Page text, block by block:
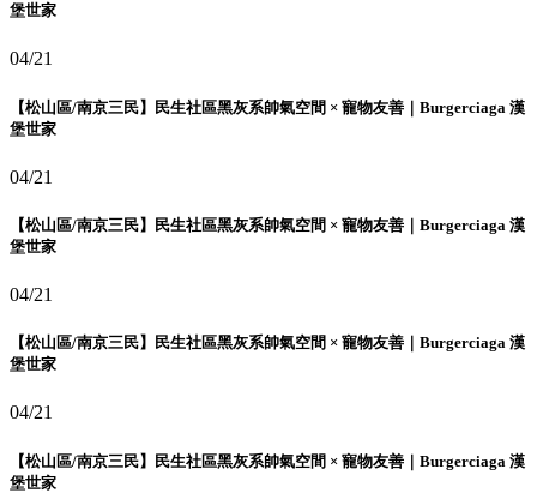
堡世家
04/21
【松山區/南京三民】民生社區黑灰系帥氣空間 × 寵物友善｜Burgerciaga 漢
堡世家
04/21
【松山區/南京三民】民生社區黑灰系帥氣空間 × 寵物友善｜Burgerciaga 漢
堡世家
04/21
【松山區/南京三民】民生社區黑灰系帥氣空間 × 寵物友善｜Burgerciaga 漢
堡世家
04/21
【松山區/南京三民】民生社區黑灰系帥氣空間 × 寵物友善｜Burgerciaga 漢
堡世家